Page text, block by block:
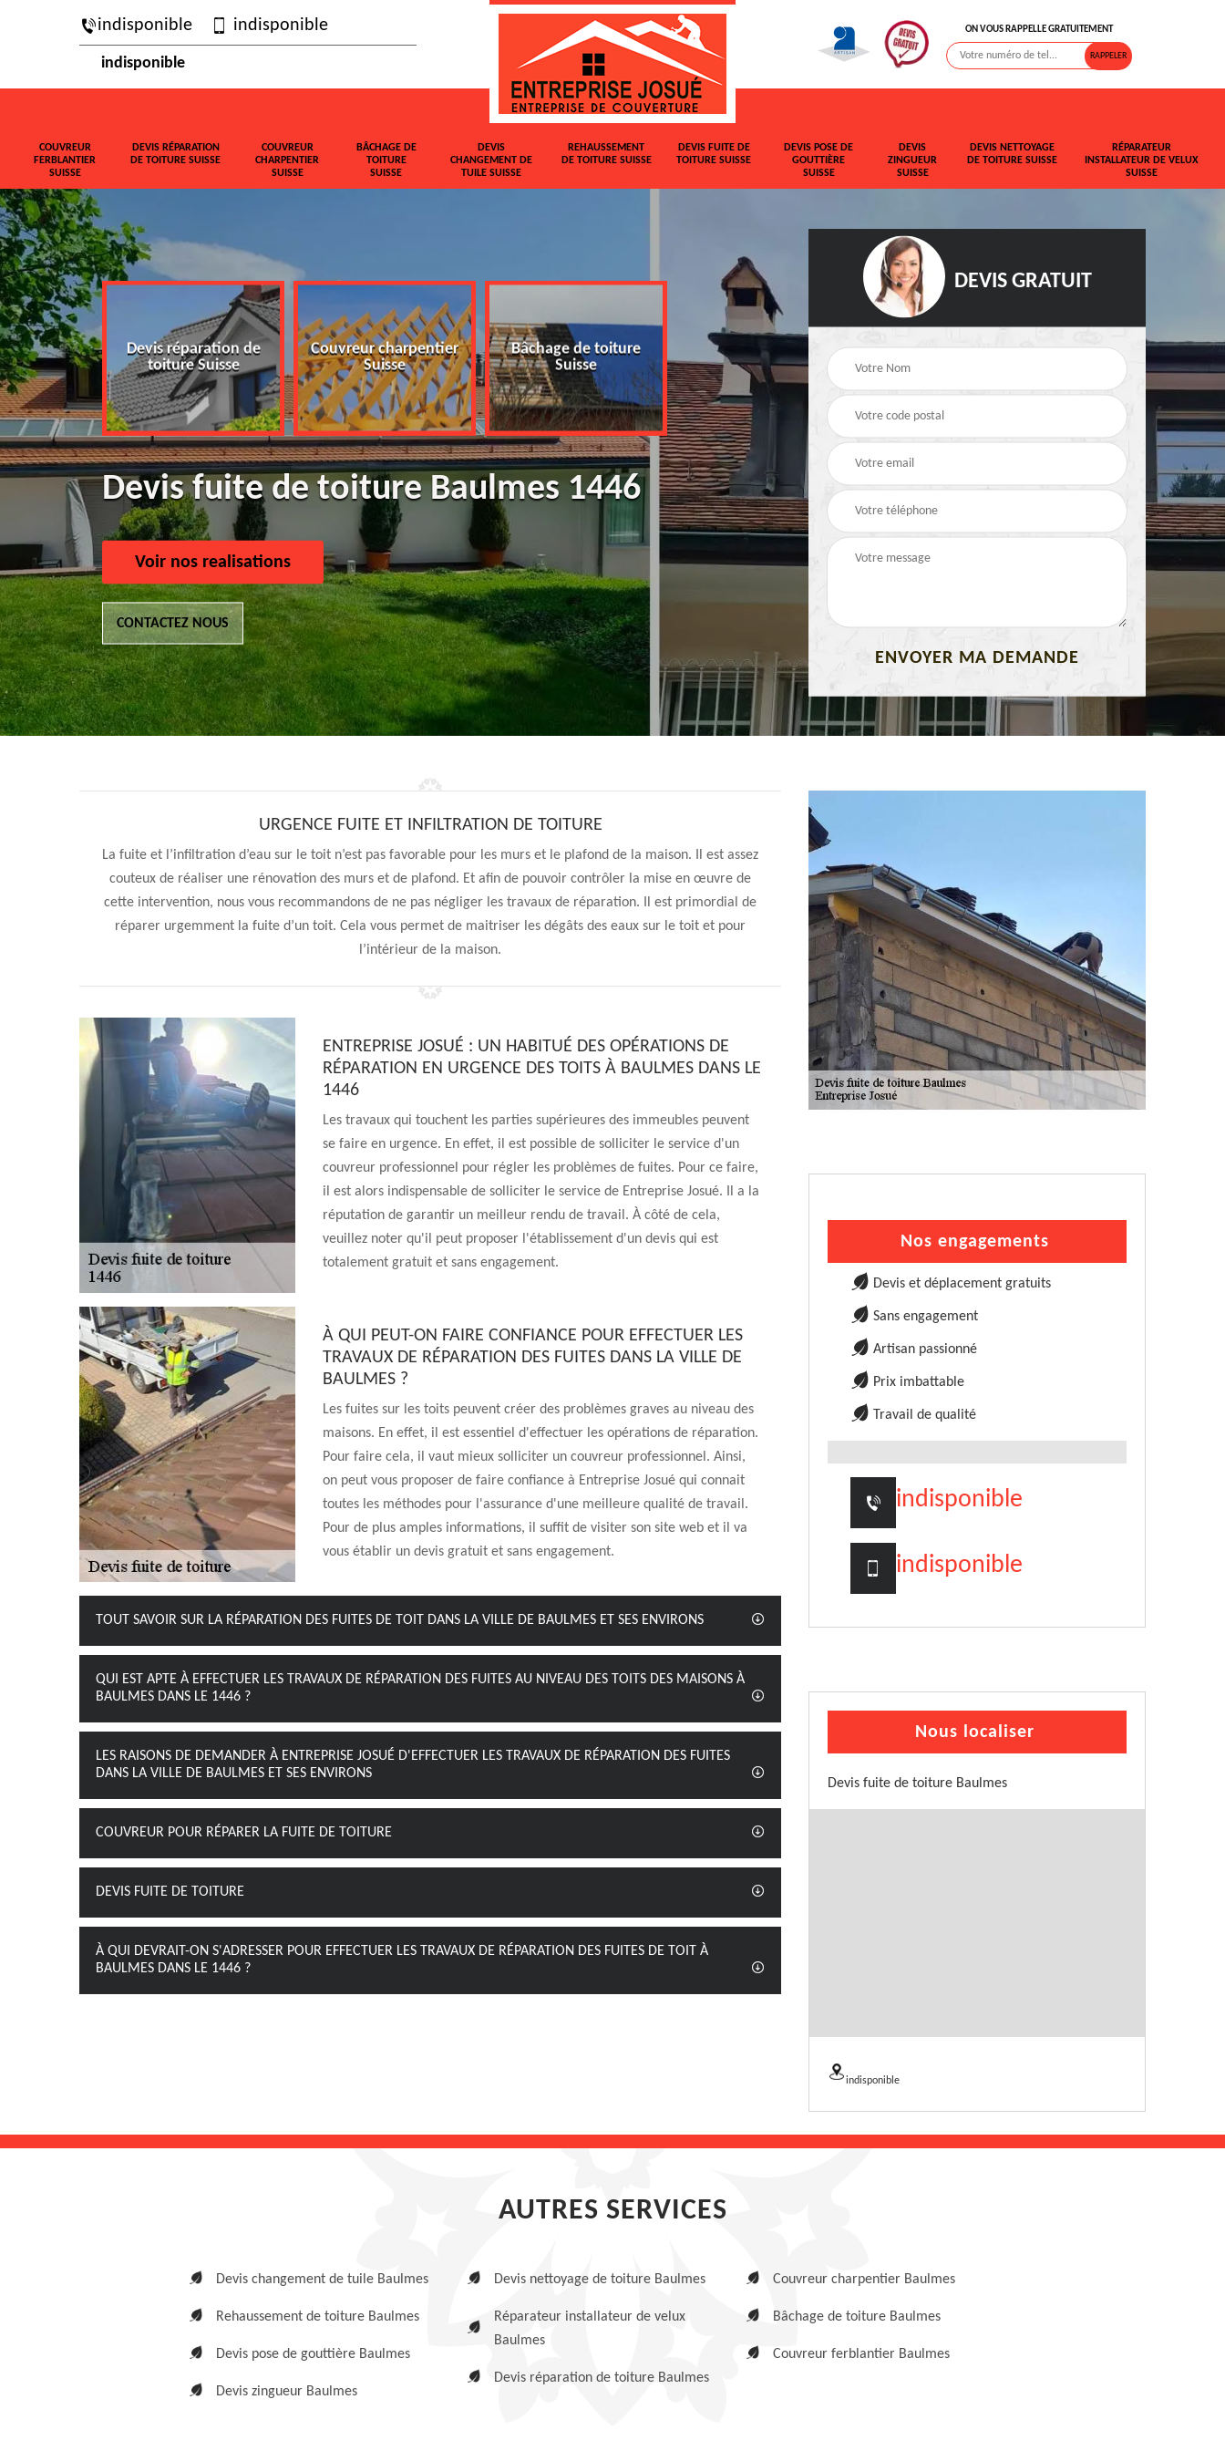
indisponible indisponible
indisponible
ON VOUS RAPPELLE GRATUITEMENT
COUVREUR
FERBLANTIER
SUISSE
DEVIS RÉPARATION
DE TOITURE SUISSE
COUVREUR
CHARPENTIER
SUISSE
BÂCHAGE DE
TOITURE
SUISSE
DEVIS
CHANGEMENT DE
TUILE SUISSE
REHAUSSEMENT
DE TOITURE SUISSE
DEVIS FUITE DE
TOITURE SUISSE
DEVIS POSE DE
GOUTTIÈRE
SUISSE
DEVIS
ZINGUEUR
SUISSE
DEVIS NETTOYAGE
DE TOITURE SUISSE
RÉPARATEUR
INSTALLATEUR DE VELUX
SUISSE
Devis réparation de
toiture Suisse
Couvreur charpentier
Suisse
Bâchage de toiture
Suisse
Devis changement de
tuile Suisse
Rehaussement de
Devis fuite de toiture
Suisse
Devis fuite de toiture Baulmes 1446
Voir nos realisations
CONTACTEZ NOUS
DEVIS GRATUIT
URGENCE FUITE ET INFILTRATION DE TOITURE
La fuite et l’infiltration d’eau sur le toit n’est pas favorable pour les murs et le plafond de la maison. Il est assez
couteux de réaliser une rénovation des murs et de plafond. Et afin de pouvoir contrôler la mise en œuvre de
cette intervention, nous vous recommandons de ne pas négliger les travaux de réparation. Il est primordial de
réparer urgemment la fuite d’un toit. Cela vous permet de maitriser les dégâts des eaux sur le toit et pour
l’intérieur de la maison.
ENTREPRISE JOSUÉ : UN HABITUÉ DES OPÉRATIONS DE
RÉPARATION EN URGENCE DES TOITS À BAULMES DANS LE
1446
Les travaux qui touchent les parties supérieures des immeubles peuvent
se faire en urgence. En effet, il est possible de solliciter le service d'un
couvreur professionnel pour régler les problèmes de fuites. Pour ce faire,
il est alors indispensable de solliciter le service de Entreprise Josué. Il a la
réputation de garantir un meilleur rendu de travail. À côté de cela,
veuillez noter qu'il peut proposer l'établissement d'un devis qui est
totalement gratuit et sans engagement.
À QUI PEUT-ON FAIRE CONFIANCE POUR EFFECTUER LES
TRAVAUX DE RÉPARATION DES FUITES DANS LA VILLE DE
BAULMES ?
Les fuites sur les toits peuvent créer des problèmes graves au niveau des
maisons. En effet, il est essentiel d'effectuer les opérations de réparation.
Pour faire cela, il vaut mieux solliciter un couvreur professionnel. Ainsi,
on peut vous proposer de faire confiance à Entreprise Josué qui connait
toutes les méthodes pour l'assurance d'une meilleure qualité de travail.
Pour de plus amples informations, il suffit de visiter son site web et il va
vous établir un devis gratuit et sans engagement.
TOUT SAVOIR SUR LA RÉPARATION DES FUITES DE TOIT DANS LA VILLE DE BAULMES ET SES ENVIRONS
QUI EST APTE À EFFECTUER LES TRAVAUX DE RÉPARATION DES FUITES AU NIVEAU DES TOITS DES MAISONS À
BAULMES DANS LE 1446 ?
LES RAISONS DE DEMANDER À ENTREPRISE JOSUÉ D'EFFECTUER LES TRAVAUX DE RÉPARATION DES FUITES
DANS LA VILLE DE BAULMES ET SES ENVIRONS
COUVREUR POUR RÉPARER LA FUITE DE TOITURE
DEVIS FUITE DE TOITURE
À QUI DEVRAIT-ON S'ADRESSER POUR EFFECTUER LES TRAVAUX DE RÉPARATION DES FUITES DE TOIT À
BAULMES DANS LE 1446 ?
Nos engagements
Devis et déplacement gratuits
Sans engagement
Artisan passionné
Prix imbattable
Travail de qualité
indisponible
indisponible
Nous localiser
Devis fuite de toiture Baulmes
indisponible
AUTRES SERVICES
Devis changement de tuile Baulmes
Rehaussement de toiture Baulmes
Devis pose de gouttière Baulmes
Devis zingueur Baulmes
Devis nettoyage de toiture Baulmes
Réparateur installateur de velux
Baulmes
Devis réparation de toiture Baulmes
Couvreur charpentier Baulmes
Bâchage de toiture Baulmes
Couvreur ferblantier Baulmes